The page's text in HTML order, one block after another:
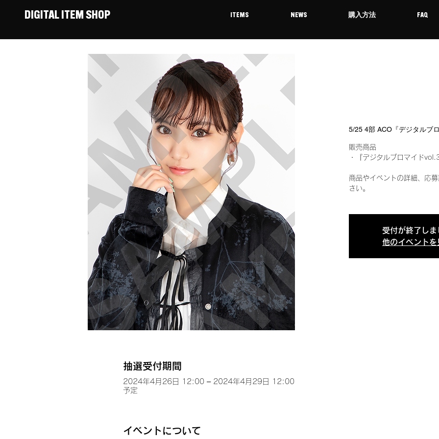
DIGITAL ITEM SHOP ITEMS NEWS 購入方法 FAQ
5/25 4部 ACO『デジタルブ
販売商品
・『デジタルブロマイド
商品やイベントの詳細、応
さい。
受付が終了しま
他のイベントを
抽選受付期間
2024年4月26日 12:00 – 2024年4月29日 12:00
予定
イベントについて